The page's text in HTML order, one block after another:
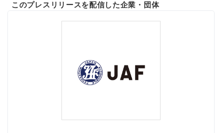
このプレスリリースを配信した企業・団体